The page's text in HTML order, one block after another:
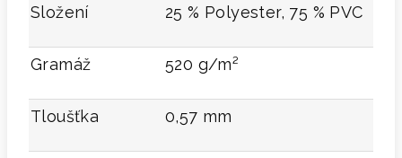
Složení 25 % Polyester, 75 % PVC
Gramáž 520 g/m²
Tloušťka 0,57 mm